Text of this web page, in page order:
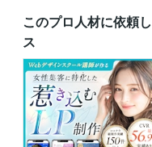
このプロ人材に依頼
ス